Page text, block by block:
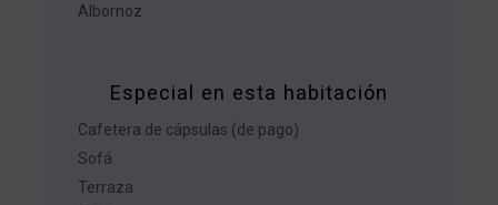
Albornoz
Especial en esta habitación
Cafetera de cápsulas (de pago)
Sofá
Terraza